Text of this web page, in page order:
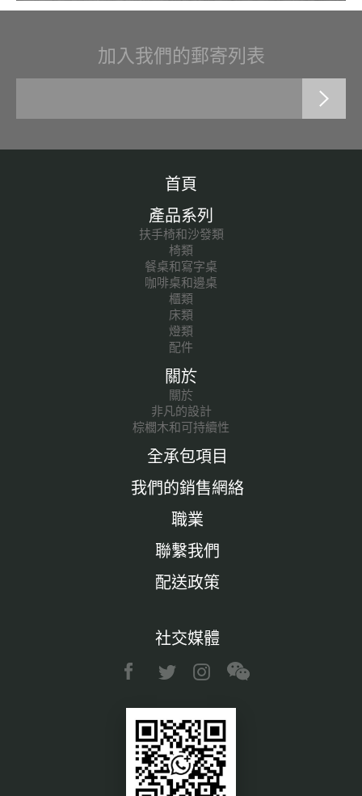
加入我們的郵寄列表
首頁
產品系列
扶手椅和沙發類
椅類
餐桌和寫字桌
咖啡桌和邊桌
櫃類
床類
燈類
配件
關於
關於
非凡的設計
棕櫚木和可持續性
全承包項目
我們的銷售網絡
職業
聯繫我們
配送政策
社交媒體